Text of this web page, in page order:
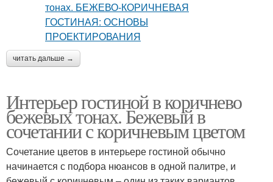
читать дальше →
Интерьер гостиной в коричнево
бежевых тонах. Бежевый в
сочетании с коричневым цветом
Сочетание цветов в интерьере гостиной обычно
начинается с подбора нюансов в одной палитре, и